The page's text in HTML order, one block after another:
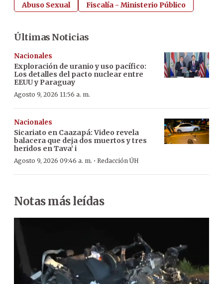
Abuso Sexual Fiscalía - Ministerio Público
Últimas Noticias
Nacionales
Exploración de uranio y uso pacífico:
Los detalles del pacto nuclear entre
EEUU y Paraguay
Agosto 9, 2026 11:56 a. m.
Nacionales
Sicariato en Caazapá: Video revela
balacera que deja dos muertos y tres
heridos en Tava’ i
Agosto 9, 2026 09:46 a. m. · Redacción ÚH
Notas más leídas